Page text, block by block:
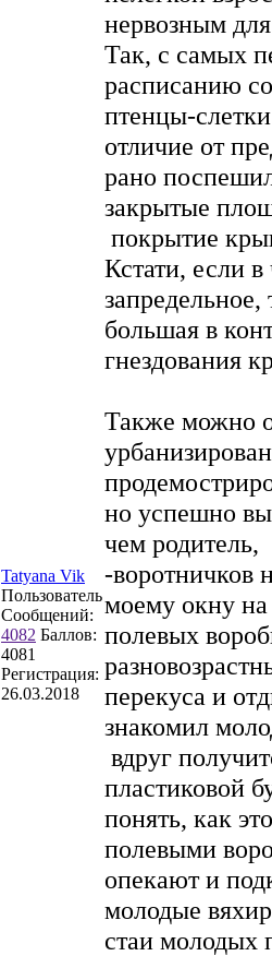
Tatyana Vik
Пользователь
Сообщений:
4082 Баллов:
4081
Регистрация:
26.03.2018
нервозным
Так, с самых
расписанию
птенцы-
отличие от
рано
закрытые
покрытие
Кстати, если
большая в
гнездования
Также можно
но успешно
чем родитель,
-воротничков
моему окну на
полевых
перекуса и
знакомил
вдруг
пластиковой
понять, как
полевыми
опекают и
молодые
стаи молодых